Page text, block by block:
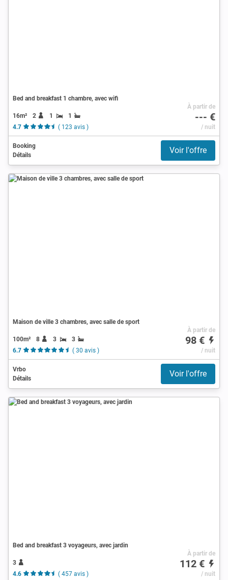
Bed and breakfast 1 chambre, avec wifi
16m² 2 1
1
4.7
( 123 avis )
À partir de
--- €
/ nuit
Booking
Détails
Voir l'offre
Maison de ville 3 chambres, avec salle de sport
100m² 8 3
3
6.7
( 30 avis )
À partir de
98 €
/ nuit
Vrbo
Détails
Voir l'offre
Bed and breakfast 3 voyageurs, avec jardin
3
4.6
( 457 avis )
À partir de
112 €
/ nuit